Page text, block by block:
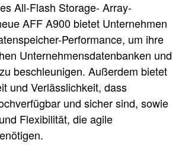
All-Flash Storage- Array-
AFF A900 bietet Unternehmen
Performance, um ihre
Unternehmensdatenbanken und
beschleunigen. Außerdem bietet
und Verlässlichkeit, dass
und sicher sind, sowie
Flexibilität, die agile